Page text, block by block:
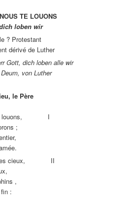
TE LOUONS
loben wir
Protestant
de Luther
Gott, dich loben alle wir
Luther
Père
te louons, I
;
des cieux, II
,
: